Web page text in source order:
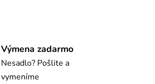
Výmena zadarmo
Nesadlo? Pošlite a
vymeníme